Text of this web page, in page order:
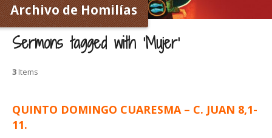
Archivo de Homilías
Sermons tagged with ‘Mujer’
3 Items
QUINTO DOMINGO CUARESMA – C. JUAN 8,1-
11.